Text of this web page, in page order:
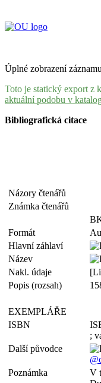
Úplné zobrazení záznamu
Toto je statický export z
aktuální podobu v
Bibliografická citace
Názory čtenářů
Známka čtenářů
Formát
Hlavní záhlaví
Název
Nakl. údaje
Popis (rozsah)
EXEMPLÁŘE
ISBN
;
Další původce
Poznámka
V